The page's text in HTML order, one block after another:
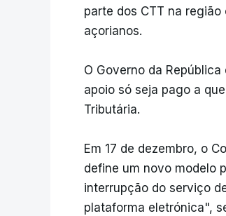
parte dos CTT na
açorianos.
O Governo da
apoio só seja pago a
Tributária.
Em 17 de dezembro, o
define um novo modelo
interrupção do serviço
plataforma eletrónica",